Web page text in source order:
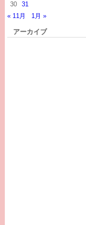
30
31
« 11月
1月 »
アーカイブ